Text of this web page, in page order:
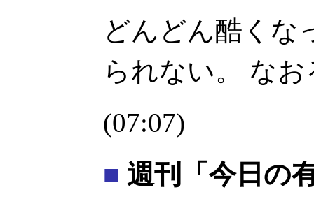
どんどん酷くな
られない。 な
(07:07)
■ 週刊「今日の